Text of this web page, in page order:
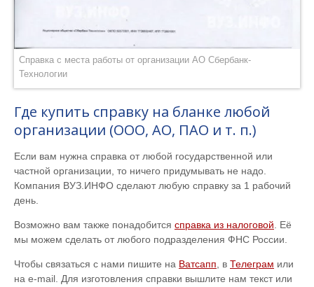
Справка с места работы от организации АО Сбербанк-
Технологии
Где купить справку на бланке любой
организации (ООО, АО, ПАО и т. п.)
Если вам нужна справка от любой государственной или
частной организации, то ничего придумывать не надо.
Компания ВУЗ.ИНФО сделают любую справку за 1 рабочий
день.
Возможно вам также понадобится справка из налоговой . Её
мы можем сделать от любого подразделения ФНС России.
Чтобы связаться с нами пишите на Ватсапп , в Телеграм или
на e-mail. Для изготовления справки вышлите нам текст или